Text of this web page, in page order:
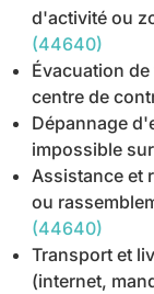
d'activité ou
(44640)
Évacuation
centre de
Dépannage
impossible
Assistance et
ou
(44640)
Transport et
(internet,